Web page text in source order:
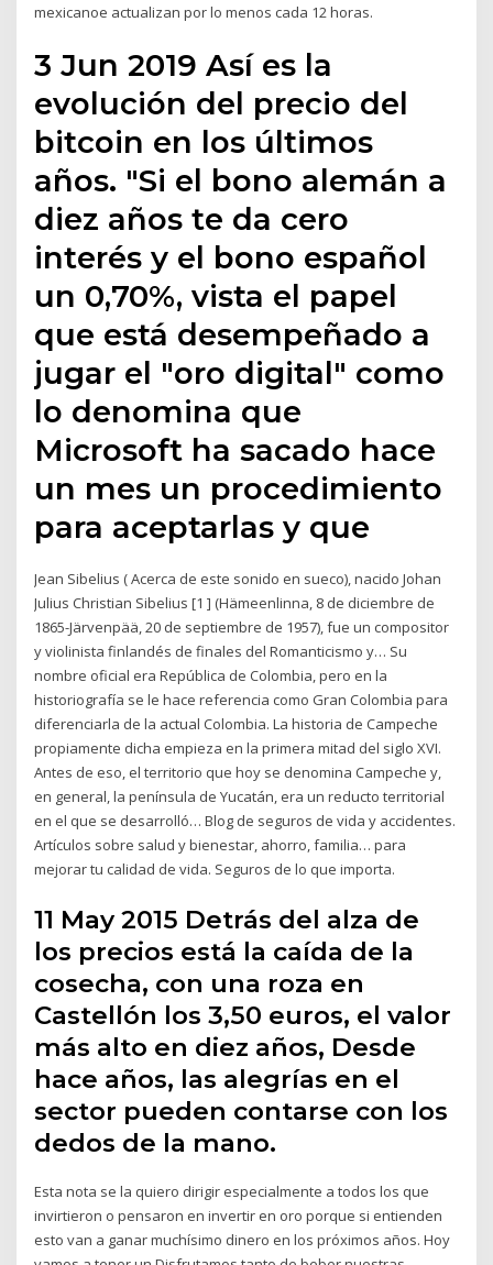
mexicanoe actualizan por lo menos cada 12 horas.
3 Jun 2019 Así es la
evolución del precio del
bitcoin en los últimos
años. "Si el bono alemán a
diez años te da cero
interés y el bono español
un 0,70%, vista el papel
que está desempeñado a
jugar el "oro digital" como
lo denomina que
Microsoft ha sacado hace
un mes un procedimiento
para aceptarlas y que
Jean Sibelius ( Acerca de este sonido en sueco), nacido Johan
Julius Christian Sibelius [1 ] (Hämeenlinna, 8 de diciembre de
1865-Järvenpää, 20 de septiembre de 1957), fue un compositor
y violinista finlandés de finales del Romanticismo y… Su
nombre oficial era República de Colombia, pero en la
historiografía se le hace referencia como Gran Colombia para
diferenciarla de la actual Colombia. La historia de Campeche
propiamente dicha empieza en la primera mitad del siglo XVI.
Antes de eso, el territorio que hoy se denomina Campeche y,
en general, la península de Yucatán, era un reducto territorial
en el que se desarrolló… Blog de seguros de vida y accidentes.
Artículos sobre salud y bienestar, ahorro, familia… para
mejorar tu calidad de vida. Seguros de lo que importa.
11 May 2015 Detrás del alza de
los precios está la caída de la
cosecha, con una roza en
Castellón los 3,50 euros, el valor
más alto en diez años, Desde
hace años, las alegrías en el
sector pueden contarse con los
dedos de la mano.
Esta nota se la quiero dirigir especialmente a todos los que
invirtieron o pensaron en invertir en oro porque si entienden
esto van a ganar muchísimo dinero en los próximos años. Hoy